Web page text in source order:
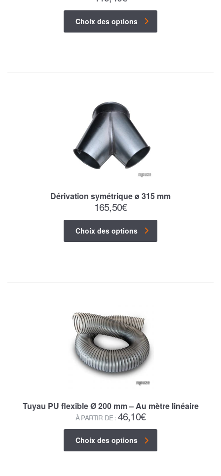
Choix des options
Dérivation symétrique ø 315 mm
165,50€
Choix des options
Tuyau PU flexible Ø 200 mm – Au mètre linéaire
À PARTIR DE : 46,10€
Choix des options